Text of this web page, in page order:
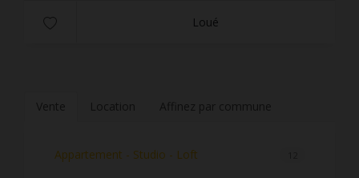
Loué
Vente Location Affinez par commune
Appartement - Studio - Loft